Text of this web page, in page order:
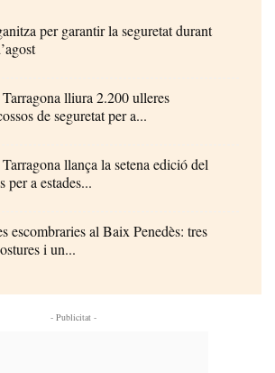
per garantir la seguretat durant
lliura 2.200 ulleres
de seguretat per a...
llança la setena edició del
per a estades...
escombraries al Baix Penedès: tres
i un...
- Publicitat -